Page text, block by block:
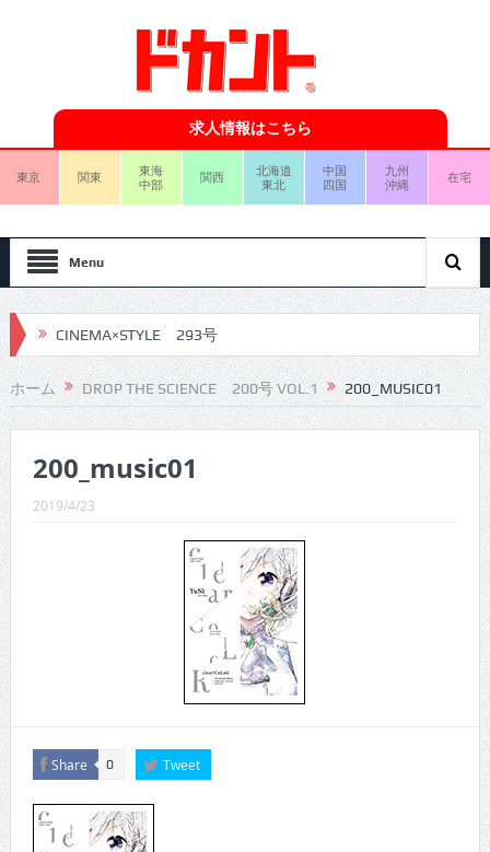
求人情報はこちら
東京 関東
東海
中部
関西
北海道
東北
中国
四国
九州
沖縄
在宅
Menu
CINEMA×STYLE 293号
CINEMA×STYLE 292号
CINEMA×STYLE 291号
CINEMA×STYLE 290号
CINEMA×STYLE 289号
CINEMA×STYLE 288号
CINEMA×STYLE 287号
CINEMA×STYLE 286号
CINEMA×STYLE 285号
CINEMA×STYLE 294号
ホーム DROP THE SCIENCE 200号 VOL.1 200_MUSIC01
200_music01
2019/4/23
Share 0 Tweet